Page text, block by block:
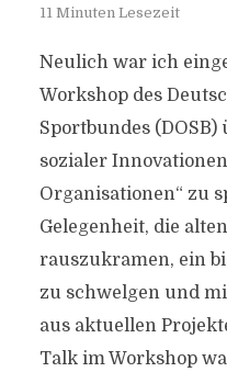
11 Minuten Lesezeit
Neulich war ich
Workshop des
Sportbundes
sozialer
Organisationen“ zu
Gelegenheit, die
rauszukramen, ein
zu schwelgen und
aus aktuellen
Talk im Workshop